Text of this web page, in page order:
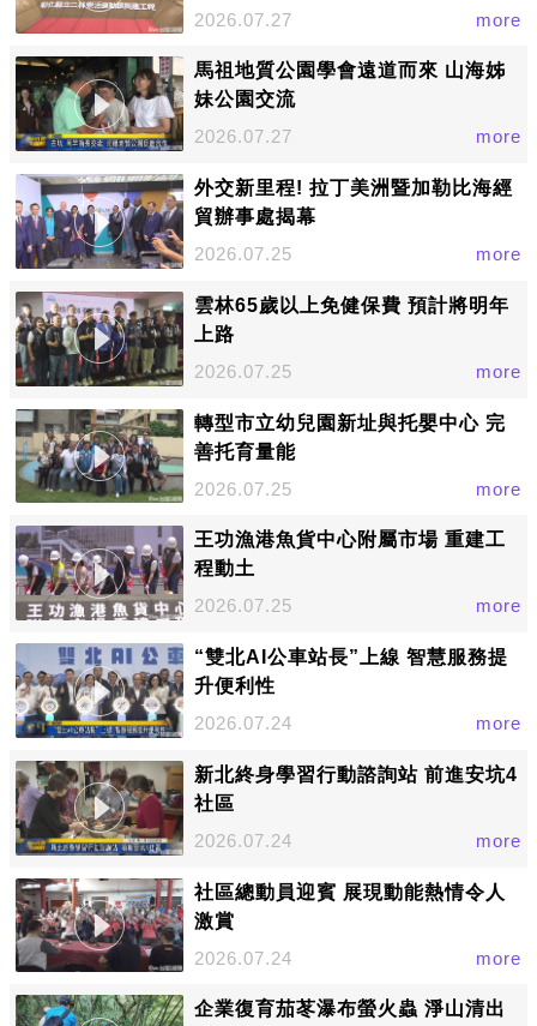
2026.07.27
more
馬祖地質公園學會遠道而來 山海姊
妹公園交流
2026.07.27
more
外交新里程! 拉丁美洲暨加勒比海經
貿辦事處揭幕
2026.07.25
more
雲林65歲以上免健保費 預計將明年
上路
2026.07.25
more
轉型市立幼兒園新址與托嬰中心 完
善托育量能
2026.07.25
more
王功漁港魚貨中心附屬市場 重建工
程動土
2026.07.25
more
“雙北AI公車站長”上線 智慧服務提
升便利性
2026.07.24
more
新北終身學習行動諮詢站 前進安坑4
社區
2026.07.24
more
社區總動員迎賓 展現動能熱情令人
激賞
2026.07.24
more
企業復育茄苳瀑布螢火蟲 淨山清出